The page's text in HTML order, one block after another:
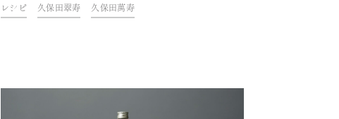
わいも多くおすすめです。本記事では、母の日の歴
史や、プレゼントにぴったりの銘柄、日本酒と一緒
レシピ 久保田翠寿 久保田萬寿